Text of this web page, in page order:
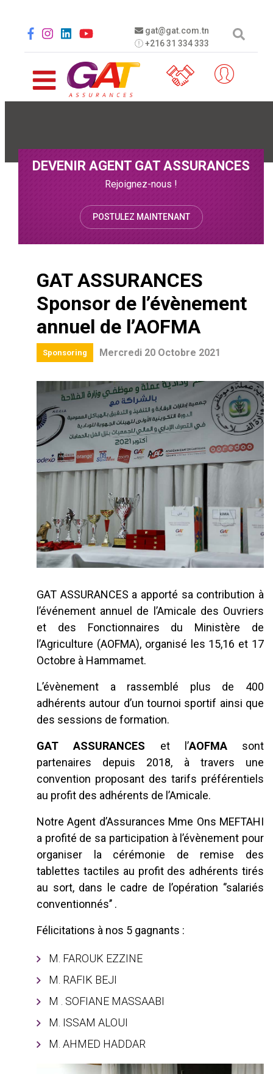
gat@gat.com.tn
+216 31 334 333
Social menu
DEVENIR AGENT GAT ASSURANCES
Rejoignez-nous !
POSTULEZ MAINTENANT
GAT ASSURANCES
Sponsor de l’évènement
annuel de l’AOFMA
Sponsoring Mercredi 20 Octobre 2021
GAT ASSURANCES a apporté sa contribution à
l’événement annuel de l’Amicale des Ouvriers
et des Fonctionnaires du Ministère de
l’Agriculture (AOFMA), organisé les 15,16 et 17
Octobre à Hammamet.
L’évènement a rassemblé plus de 400
adhérents autour d’un tournoi sportif ainsi que
des sessions de formation.
GAT ASSURANCES et l’AOFMAsont
partenaires depuis 2018, à travers une
convention proposant des tarifs préférentiels
au profit des adhérents de l’Amicale.
Notre Agent d’Assurances Mme Ons MEFTAHI
a profité de sa participation à l’évènement pour
organiser la cérémonie de remise des
tablettes tactiles au profit des adhérents tirés
au sort, dans le cadre de l’opération ‘’salariés
conventionnés’’ .
Félicitations à nos 5 gagnants :
M. FAROUK EZZINE
M. RAFIK BEJI
M . SOFIANE MASSAABI
M. ISSAM ALOUI
M. AHMED HADDAR